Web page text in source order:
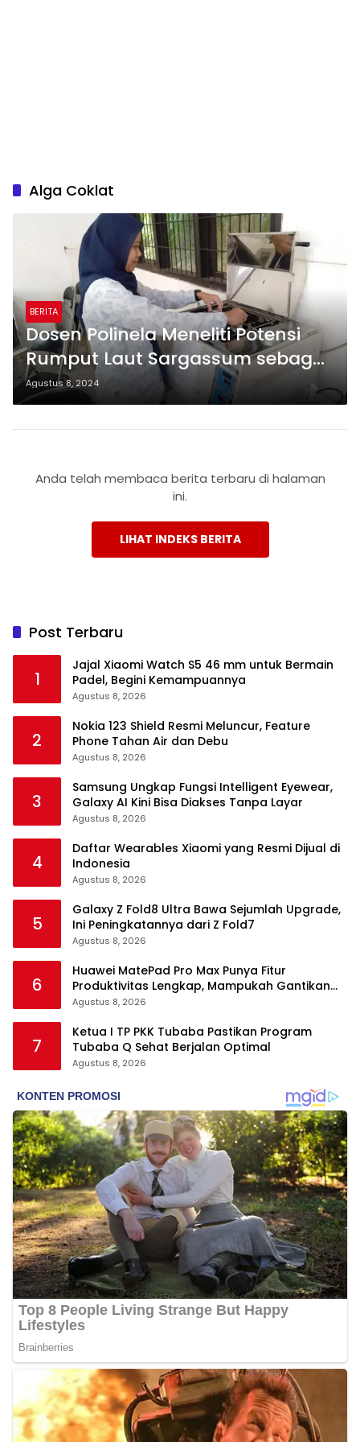
Alga Coklat
BERITA
Dosen Polinela Meneliti Potensi
Rumput Laut Sargassum sebagai
Suplemen Kesehatan Ikan
Agustus 8, 2024
Anda telah membaca berita terbaru di halaman
ini.
LIHAT INDEKS BERITA
Post Terbaru
1
Jajal Xiaomi Watch S5 46 mm untuk Bermain
Padel, Begini Kemampuannya
Agustus 8, 2026
2
Nokia 123 Shield Resmi Meluncur, Feature
Phone Tahan Air dan Debu
Agustus 8, 2026
3
Samsung Ungkap Fungsi Intelligent Eyewear,
Galaxy AI Kini Bisa Diakses Tanpa Layar
Agustus 8, 2026
4
Daftar Wearables Xiaomi yang Resmi Dijual di
Indonesia
Agustus 8, 2026
5
Galaxy Z Fold8 Ultra Bawa Sejumlah Upgrade,
Ini Peningkatannya dari Z Fold7
Agustus 8, 2026
6
Huawei MatePad Pro Max Punya Fitur
Produktivitas Lengkap, Mampukah Gantikan
Laptop?
Agustus 8, 2026
7
Ketua I TP PKK Tubaba Pastikan Program
Tubaba Q Sehat Berjalan Optimal
Agustus 8, 2026